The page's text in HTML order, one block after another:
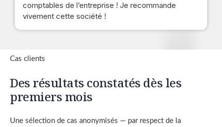
comptables de l’entreprise ! Je recommande
vivement cette société !
Cas clients
Des résultats constatés dès les
premiers mois
Une sélection de cas anonymisés — par respect de la